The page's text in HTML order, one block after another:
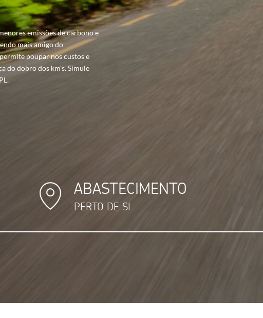
emissões de carbono e
mais amigo do
poupar nos custos e
do dobro dos km’s. Simule
ABASTECIMENTO
PERTO DE SI